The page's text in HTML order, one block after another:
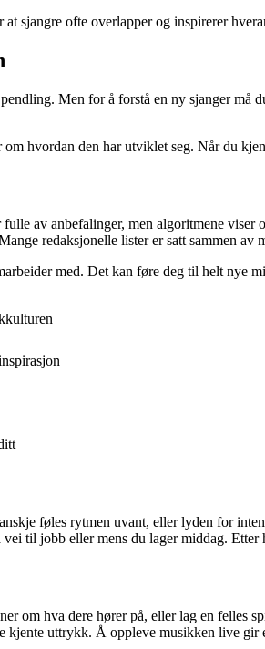
sjangre ofte overlapper og inspirerer
Men for å forstå en ny sjanger
hvordan den har utviklet seg. Når du
av anbefalinger, men algoritmene
redaksjonelle lister er satt sammen
med. Det kan føre deg til helt nye
føles rytmen uvant, eller lyden for
til jobb eller mens du lager middag.
om hva dere hører på, eller lag en felles
kjente uttrykk. Å oppleve musikken live gir